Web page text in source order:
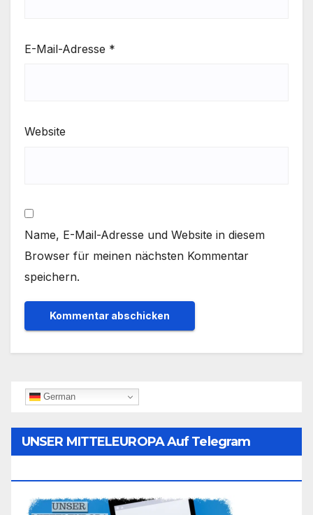
E-Mail-Adresse *
Website
Name, E-Mail-Adresse und Website in diesem
Browser für meinen nächsten Kommentar
speichern.
German
UNSER MITTELEUROPA Auf Telegram